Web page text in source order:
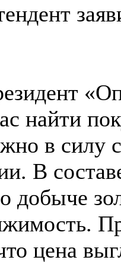
найти
в силу
В
добыче
цена